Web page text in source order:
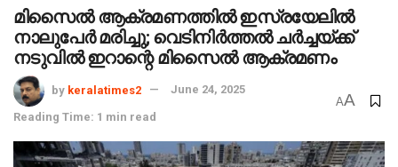
മിസൈൽ ആക്രമണത്തിൽ ഇസ്രയേലിൽ
നാലുപേർ മരിച്ചു; വെടിനിർത്തൽ ചര്‍ച്ചയ്‌ക്ക്
നടുവിൽ ഇറാന്റെ മിസൈൽ ആക്രമണം
by keralatimes2 June 24, 2025
Reading Time: 1 min read
AA